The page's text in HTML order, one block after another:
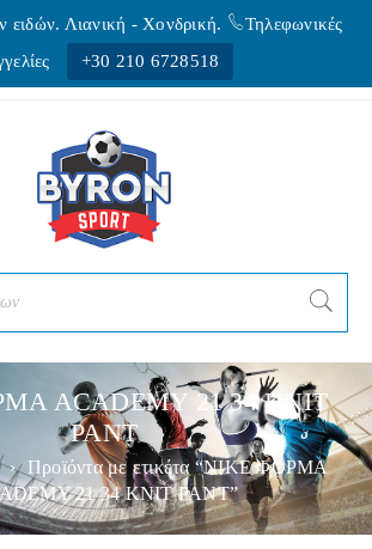
ειδών. Λιανική - Xονδρική.
Τηλεφωνικές
+30 210 6728518
ACADEMY 21 34 KNIT
PANT
› Προϊόντα με ετικέτα “NIKE ΦΟΡΜA
21 34 KNIT PANT”